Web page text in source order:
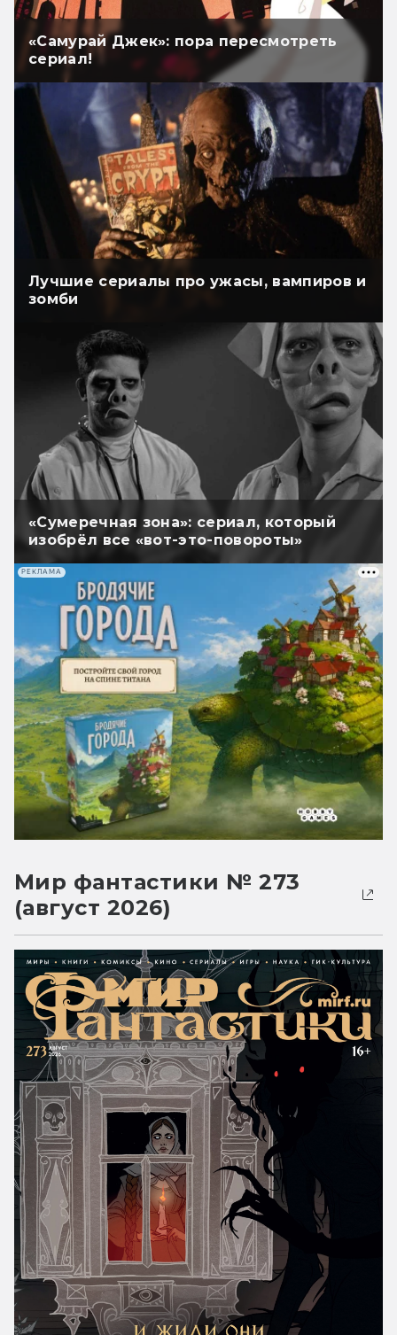
«Самурай Джек»: пора пересмотреть
сериал!
Лучшие сериалы про ужасы, вампиров и
зомби
«Сумеречная зона»: сериал, который
изобрёл все «вот-это-повороты»
РЕКЛАМА
Мир фантастики № 273
(август 2026)